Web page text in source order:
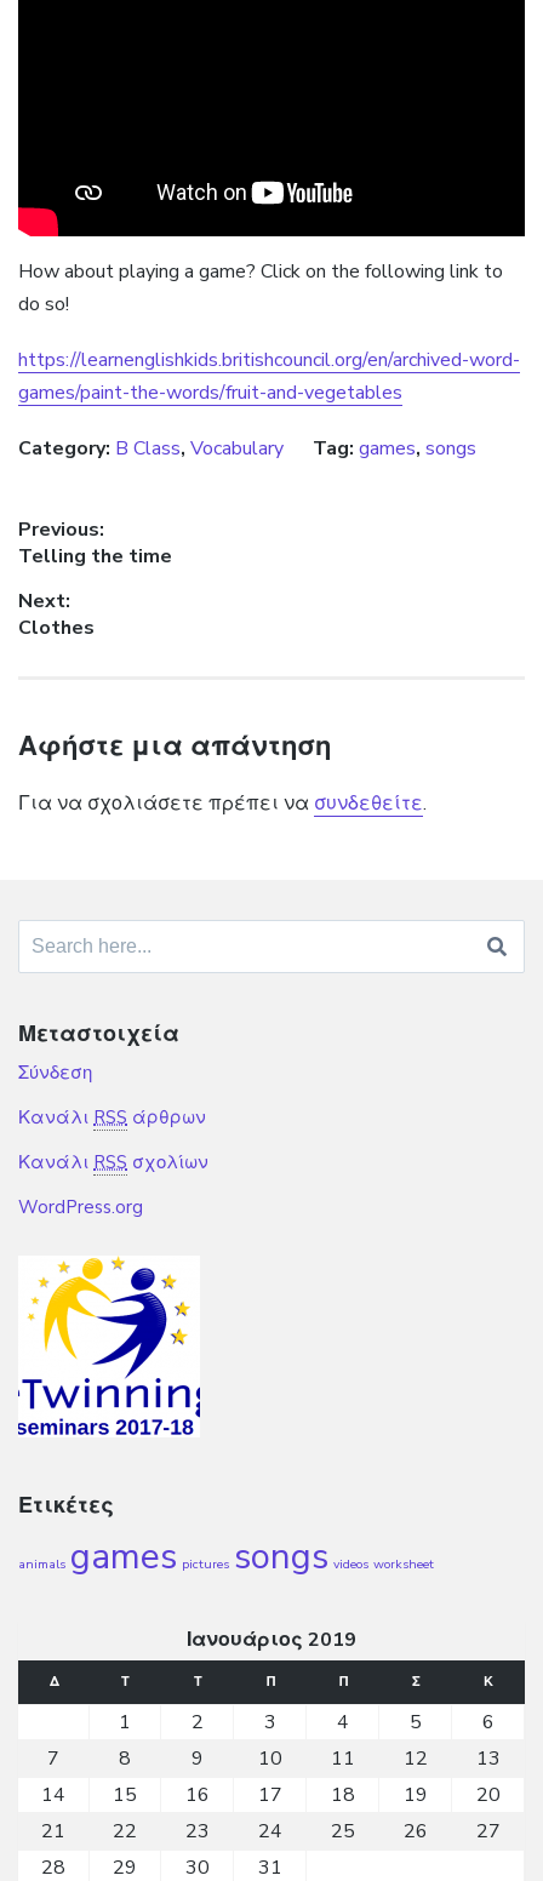
How about playing a game? Click on the following link to
do so!
https://learnenglishkids.britishcouncil.org/en/archived-word-
games/paint-the-words/fruit-and-vegetables
Category: B Class, Vocabulary Tag: games, songs
Πλοήγηση άρθρων
Previous:
Previous post:
Telling the time
Next:
Next post:
Clothes
Αφήστε μια απάντηση
Για να σχολιάσετε πρέπει να συνδεθείτε.
Search for:
Μεταστοιχεία
Σύνδεση
Κανάλι RSS άρθρων
Κανάλι RSS σχολίων
WordPress.org
Ετικέτες
animals games pictures songs videos worksheet
Ιανουάριος 2019
Δ Τ Τ Π Π Σ Κ
1 2 3 4 5
6
7
8 9 10 11 12
13
14
15 16 17 18 19
20
21
22 23 24 25 26
27
28
29 30 31